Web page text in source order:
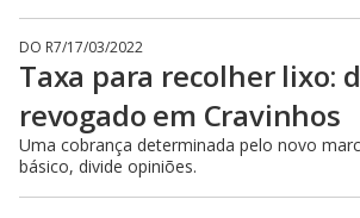
DO R7/17/03/2022
Taxa para recolher lixo:
revogado em Cravinhos
Uma cobrança determinada pelo novo
básico, divide opiniões.